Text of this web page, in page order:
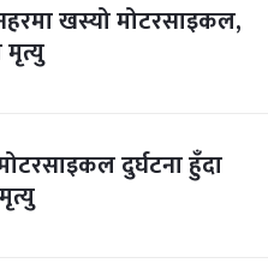
खस्यो मोटरसाइकल,
दुर्घटना हुँदा